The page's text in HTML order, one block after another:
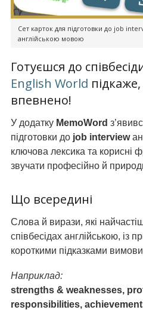
Сет карток для підготовки до job
англійською мовою
Готуєшся до
English World
впевнено!
У додатку MemoWord
підготовки до job interview
ключова лексика та корисні
звучати професійно й
Що всередині
Слова й вирази, які
співбесідах англійською, із
короткими підказками
Наприклад:
strengths & weaknesses,
responsibilities,